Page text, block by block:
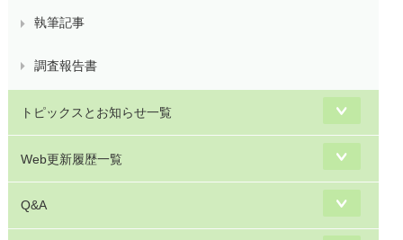
執筆記事
調査報告書
トピックスとお知らせ一覧
Web更新履歴一覧
Q&A